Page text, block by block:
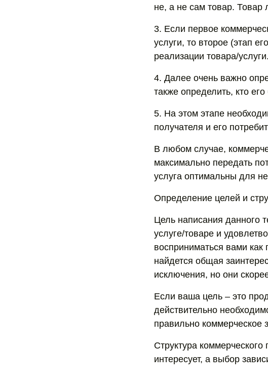
не, а не сам товар. Товар
3. Если первое
услуги, то второе (этап
реализации товара/услуги.
4. Далее очень важно
также определить, кто
5. На этом этапе
получателя и его
В любом случае,
максимально передать
услуга оптимальны для
Определение целей и
Цель написания данного
услуге/товаре и
восприниматься вами как
найдется общая
исключения, но они
Если ваша цель – это
действительно
правильно коммерческое
Структура
интересует, а выбор